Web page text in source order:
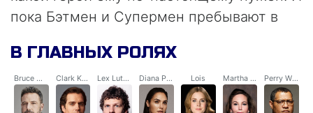
пока Бэтмен и Супермен пребывают в
возникает новая угроза, которая ставит
человечество под самую большую
опасность, с которой оно когда-либо
В ГЛАВНЫХ РОЛЯХ
Bruce Wayne / Batman Clark Kent / Superman Lex Luthor Diana Prince / Wonder Woman Lois Martha Kent Perry White